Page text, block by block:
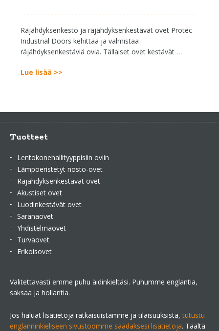
Räjähdyksenkesto ja räjähdyksenkestävät ovet Protec
Industrial Doors kehittää ja valmistaa
räjähdyksenkestäviä ovia. Tällaiset ovet kestävät …
Lue lisää >>
Tuotteet
Lentokonehallityyppisiin oviin
Lämpöeristetyt nosto-ovet
Räjähdyksenkestävät ovet
Akustiset ovet
Luodinkestävät ovet
Saranaovet
Yhdistelmäovet
Turvaovet
Erikoisovet
Valitettavasti emme puhu äidinkieltäsi. Puhumme englantia,
saksaa ja hollantia.
Jos haluat lisätietoja ratkaisuistamme ja tilaisuuksista,tutustu
englanninkieliseen sivustoomme saadaksesi lisätietoja. Täältä